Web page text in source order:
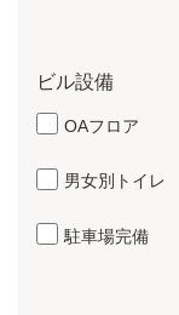
ビル設備
OAフロア
男女別トイレ
駐車場完備